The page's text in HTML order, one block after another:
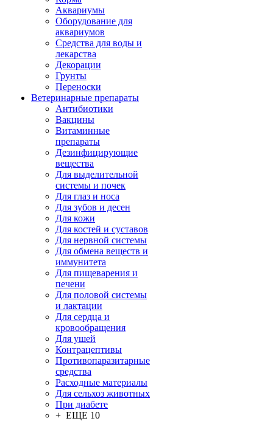
Аквариумы
Оборудование для
аквариумов
Средства для воды и
лекарства
Декорации
Грунты
Переноски
Ветеринарные препараты
Антибиотики
Вакцины
Витаминные
препараты
Дезинфицирующие
вещества
Для выделительной
системы и почек
Для глаз и носа
Для зубов и десен
Для кожи
Для костей и суставов
Для нервной системы
Для обмена веществ и
иммунитета
Для пищеварения и
печени
Для половой системы
и лактации
Для сердца и
кровообращения
Для ушей
Контрацептивы
Противопаразитарные
средства
Расходные материалы
Для сельхоз животных
При диабете
+ ЕЩЕ 10